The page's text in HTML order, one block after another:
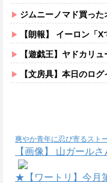
ジムニーノマド買っ
【朗報】 イーロン「
【遊戯王】ヤドカリ
【文房具】本日のロ
爽やか青年に忍び寄るスト
【画像】 山ガール
★【ワートリ】今月